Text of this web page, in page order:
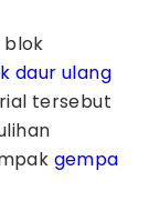
blok
daur ulang
tersebut
gempa